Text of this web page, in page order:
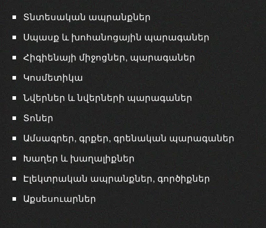
Տնտեսական ապրանքներ
Սպասք և խոհանոցային պարագաներ
Հիգիենայի միջոցներ, պարագաներ
Կոսմետիկա
Նվերներ և նվերների պարագաներ
Տոներ
Ամսագրեր, գրքեր, գրենական պարագաներ
Խաղեր և խաղալիքներ
Էլեկտրական ապրանքներ, գործիքներ
Աքսեսուարներ